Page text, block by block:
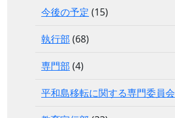
今後の予定 (15)
執行部 (68)
専門部 (4)
平和島移転に関する専門委員会